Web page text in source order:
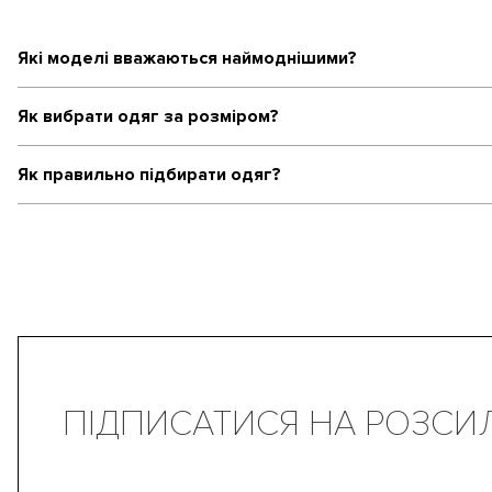
Які моделі вважаються наймоднішими?
Як вибрати одяг за розміром?
Як правильно підбирати одяг?
ПІДПИСАТИСЯ НА